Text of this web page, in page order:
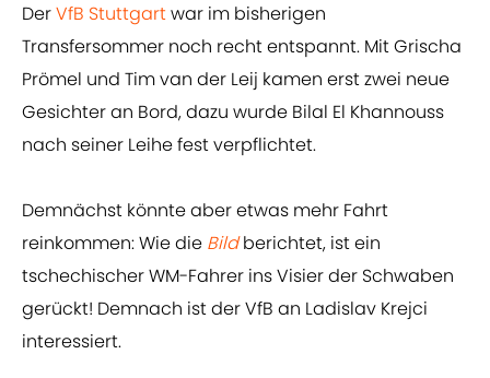
DerVfB Stuttgartwar im bisherigen
Transfersommer noch recht entspannt. Mit Grischa
Prömel und Tim van der Leij kamen erst zwei neue
Gesichter an Bord, dazu wurde Bilal El Khannouss
nach seiner Leihe fest verpflichtet.
Demnächst könnte aber etwas mehr Fahrt
reinkommen: Wie die Bildberichtet, ist ein
tschechischer WM-Fahrer ins Visier der Schwaben
gerückt! Demnach ist der VfB an Ladislav Krejci
interessiert.